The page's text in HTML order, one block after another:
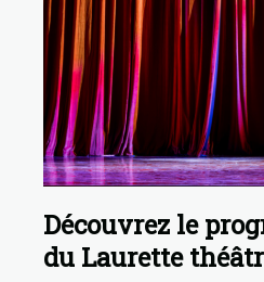
Découvrez le
du Laurette